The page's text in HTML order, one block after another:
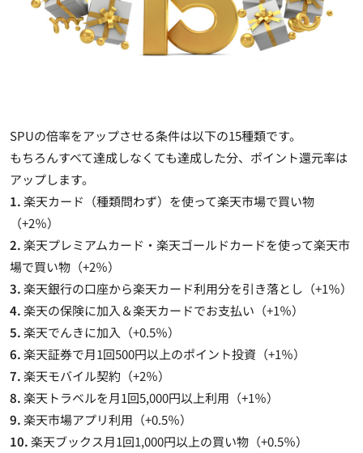
SPUの倍率をアップさせる条件は以下の15種類です。
もちろんすべて達成しなくても達成した分、ポイント還元率は
アップします。
1.楽天カード（種類問わず）を使って楽天市場で買い物
（+2％）
2.楽天プレミアムカード・楽天ゴールドカードを使って楽天市
場で買い物（+2％）
3.楽天銀行の口座から楽天カード利用分を引き落とし（+1％）
4.楽天の保険に加入＆楽天カードでお支払い（+1％）
5.楽天でんきに加入（+0.5％）
6.楽天証券で月1回500円以上のポイント投資（+1％）
7.楽天モバイル契約（+2％）
8.楽天トラベルを月1回5,000円以上利用（+1％）
9.楽天市場アプリ利用（+0.5％）
10.楽天ブックス月1回1,000円以上の買い物（+0.5％）